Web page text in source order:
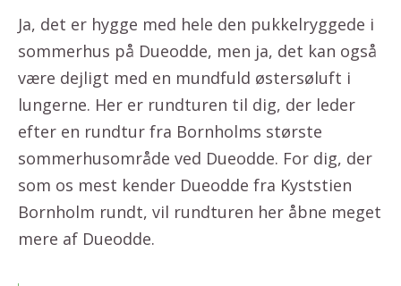
Ja, det er hygge med hele den pukkelryggede i
sommerhus på Dueodde, men ja, det kan også
være dejligt med en mundfuld østersøluft i
lungerne. Her er rundturen til dig, der leder
efter en rundtur fra Bornholms største
sommerhusområde ved Dueodde. For dig, der
som os mest kender Dueodde fra Kyststien
Bornholm rundt, vil rundturen her åbne meget
mere af Dueodde.